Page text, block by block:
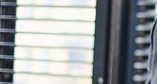
es auf die andere Seite des Zauns
– Kollektiv:Spielraum